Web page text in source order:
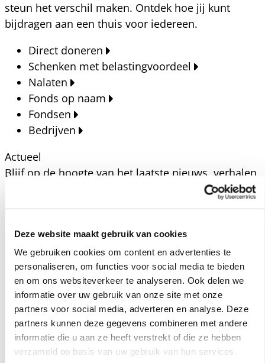
Deze website maakt gebruik van cookies
We gebruiken cookies om content en advertenties te
personaliseren, om functies voor social media te bieden
en om ons websiteverkeer te analyseren. Ook delen we
informatie over uw gebruik van onze site met onze
partners voor social media, adverteren en analyse. Deze
partners kunnen deze gegevens combineren met andere
informatie die u aan ze heeft verstrekt of die ze hebben
verzameld op basis van uw gebruik van hun services.
steun het verschil maken. Ontdek hoe jij kunt
bijdragen aan een thuis voor iedereen.
Direct doneren
Schenken met belastingvoordeel
Nalaten
Fonds op naam
Fondsen
Bedrijven
Actueel
Blijf op de hoogte van het laatste nieuws, verhalen,
publicaties en ontwikkelingen rondom Kansfonds
Nieuwsberichten
Nieuws
Verhalen
Beeldbanken
Foto's bestaanszekerheid
Foto's dak- en thuisloosheid
Agenda
Agenda